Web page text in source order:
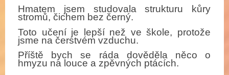
Hmatem jsem studovala strukturu kůry
stromů, čichem bez černý.
Toto učeníje lepšínež ve škole, protože
jsme na čerstvém vzduchu.
Příště bych se ráda dověděla něco o
hmyzu na louce a zpěvných ptácích.